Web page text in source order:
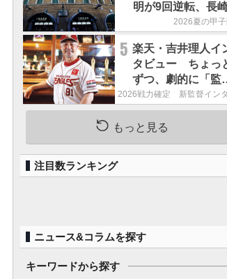
明が9回逆転、長
大は15得点で大勝
2026夏の甲子
5 楽天・吉井理人イ
タビュー ちょっ
ずつ、劇的に「監
が代わると何もか
が変わるというの
は、チームにとって
す」
2026戦力確定 新監督インタ
もっと見る
注目数ランキング
ニュース&コラムを探す
キーワードから探す